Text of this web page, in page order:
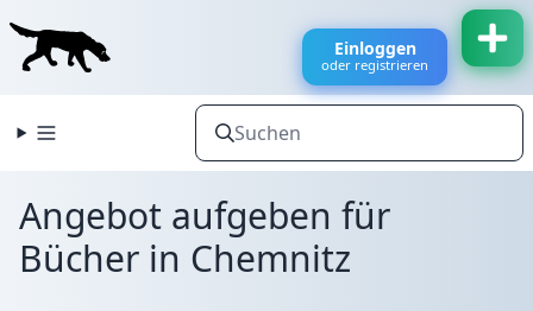
Einloggen
oder registrieren
Angebot aufgeben für
Bücher in Chemnitz